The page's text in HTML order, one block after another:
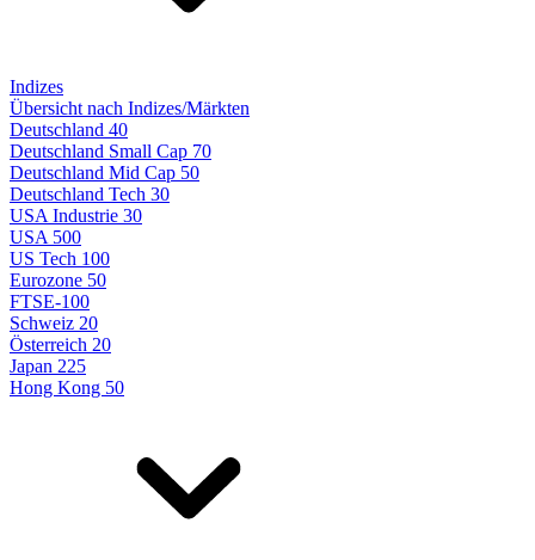
Indizes
Übersicht nach Indizes/Märkten
Deutschland 40
Deutschland Small Cap 70
Deutschland Mid Cap 50
Deutschland Tech 30
USA Industrie 30
USA 500
US Tech 100
Eurozone 50
FTSE-100
Schweiz 20
Österreich 20
Japan 225
Hong Kong 50